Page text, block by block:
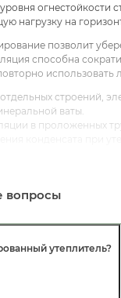
огнестойкости
нагрузку на
позволит
способна
строений,
ваты.
в проложенных
приточно-вытяжной
и строительных
включений
вопросы
утеплитель?